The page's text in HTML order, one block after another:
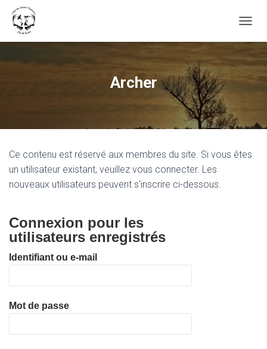
Archer
Ce contenu est réservé aux membres du site. Si vous êtes
un utilisateur existant, veuillez vous connecter. Les
nouveaux utilisateurs peuvent s'inscrire ci-dessous.
Connexion pour les
utilisateurs enregistrés
Identifiant ou e-mail
Mot de passe